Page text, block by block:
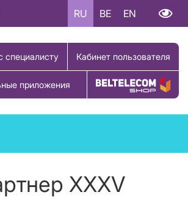
RU BE EN
специалисту Кабинет пользователя
приложения Купить товар
XXXV